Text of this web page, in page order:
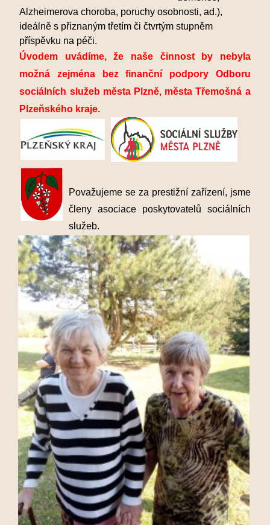
Alzheimerova choroba, poruchy osobnosti, ad.),
ideálně s přiznaným třetím či čtvrtým stupněm
příspěvku na péči.
Úvodem uvádíme, že naše činnost by nebyla
možná zejména bez finanční podpory Odboru
sociálních služeb města Plzně, města Třemošná a
Plzeňského kraje.
Považujeme se za prestižní zařízení, jsme
členy asociace poskytovatelů sociálních
služeb.